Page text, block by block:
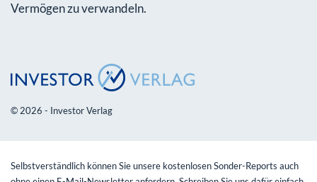
Vermögen zu verwandeln.
© 2026 - Investor Verlag
Selbstverständlich können Sie unsere kostenlosen Sonder-Reports auch